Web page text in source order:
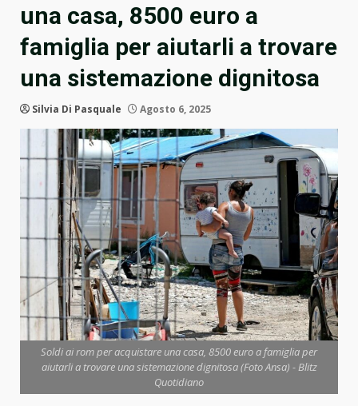
una casa, 8500 euro a
famiglia per aiutarli a trovare
una sistemazione dignitosa
Silvia Di Pasquale Agosto 6, 2025
Soldi ai rom per acquistare una casa, 8500 euro a famiglia per
aiutarli a trovare una sistemazione dignitosa (Foto Ansa) - Blitz
Quotidiano